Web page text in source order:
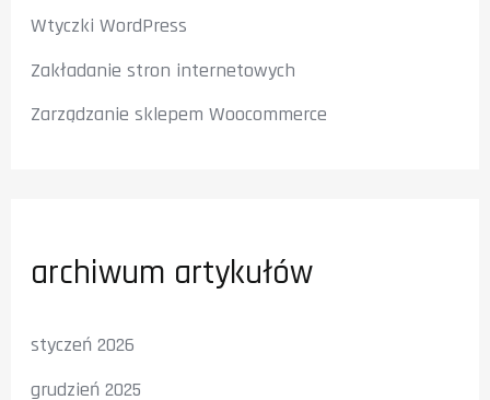
Wtyczki WordPress
Zakładanie stron internetowych
Zarządzanie sklepem Woocommerce
archiwum artykułów
styczeń 2026
grudzień 2025